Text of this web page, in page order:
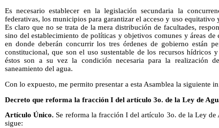
Es necesario establecer en la legislación secundaria la
federativas, los municipios para garantizar el acceso y uso equitativo
Es claro que no se trata de la mera distribución de facultades,
sino del establecimiento de políticas y objetivos comunes y áreas
en donde deberán concurrir los tres órdenes de gobierno están
constitucional, que son el uso sustentable de los recursos hídricos
éstos son a su vez la condición necesaria para la realización
saneamiento del agua.
Con lo expuesto, me permito presentar a esta Asamblea la siguiente
Decreto que reforma la fracción I del artículo 3o. de la Ley de
Artículo Único. Se reforma la fracción I del artículo 3o. de la Ley de
sigue: